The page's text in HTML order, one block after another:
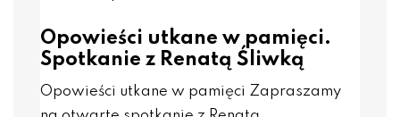
Opowieści utkane w pamięci.
Spotkanie z Renatą Śliwką
Opowieści utkane w pamięci Zapraszamy